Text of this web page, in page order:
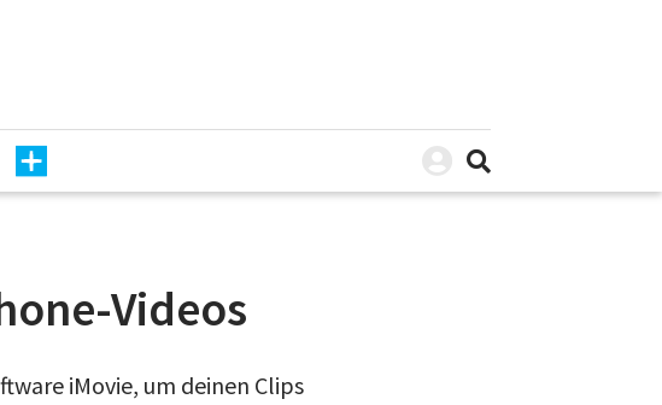
Videos
iMovie, um deinen Clips